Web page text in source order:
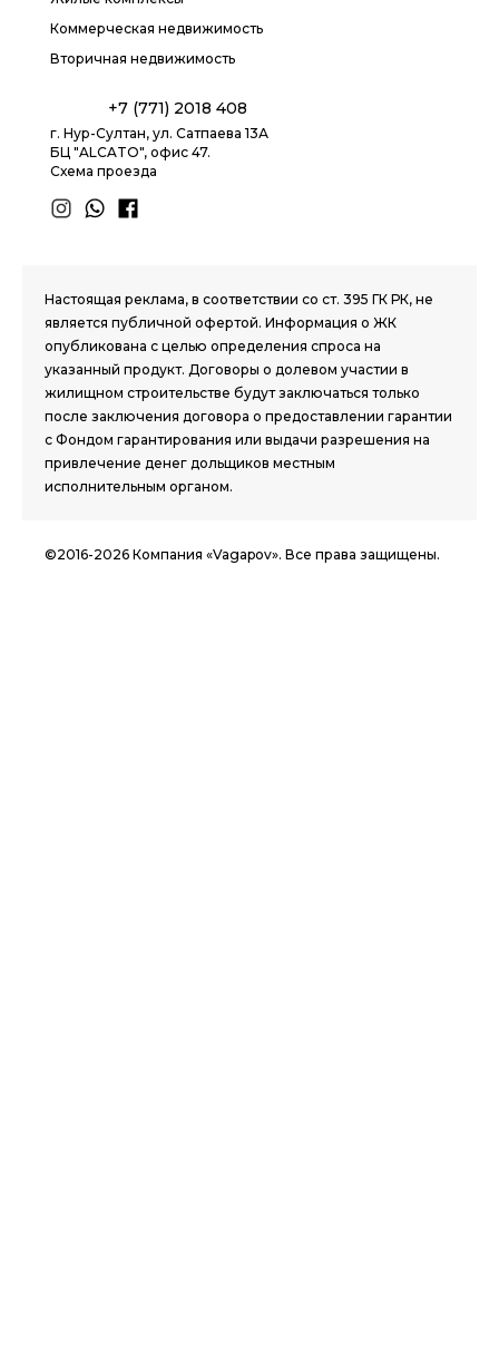
Коммерческая недвижимость
Вторичная недвижимость
+7 (771) 2018 408
г. Нур-Султан, ул. Сатпаева 13А
БЦ "ALCATO", офис 47.
Схема проезда
Настоящая реклама, в соответствии со ст. 395 ГК РК, не
является публичной офертой. Информация о ЖК
опубликована с целью определения спроса на
указанный продукт. Договоры о долевом участии в
жилищном строительстве будут заключаться только
после заключения договора о предоставлении гарантии
с Фондом гарантирования или выдачи разрешения на
привлечение денег дольщиков местным
исполнительным органом.
©2016-2026 Компания «Vagapov». Все права защищены.